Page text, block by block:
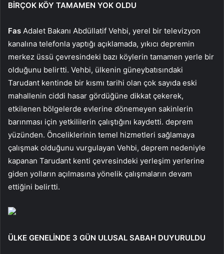
BİRÇOK KÖY TAMAMEN YOK OLDU
Fas Adalet Bakanı Abdüllatif Vehbi, yerel bir televizyon
kanalına telefonla yaptığı açıklamada, yıkıcı depremin
merkez üssü çevresindeki bazı köylerin tamamen yerle bir
olduğunu belirtti. Vehbi, ülkenin güneybatısındaki
Tarudant kentinde bir kısmı tarihi olan çok sayıda eski
mahallenin ciddi hasar gördüğüne dikkat çekerek,
etkilenen bölgelerde evlerine dönemeyen sakinlerin
barınması için yetkililerin çalıştığını kaydetti. deprem
yüzünden. Önceliklerinin temel hizmetleri sağlamaya
çalışmak olduğunu vurgulayan Vehbi, deprem nedeniyle
kapanan Tarudant kenti çevresindeki yerleşim yerlerine
giden yolların açılmasına yönelik çalışmaların devam
ettiğini belirtti.
ÜLKE GENELİNDE 3 GÜN ULUSAL SABAH DUYURULDU